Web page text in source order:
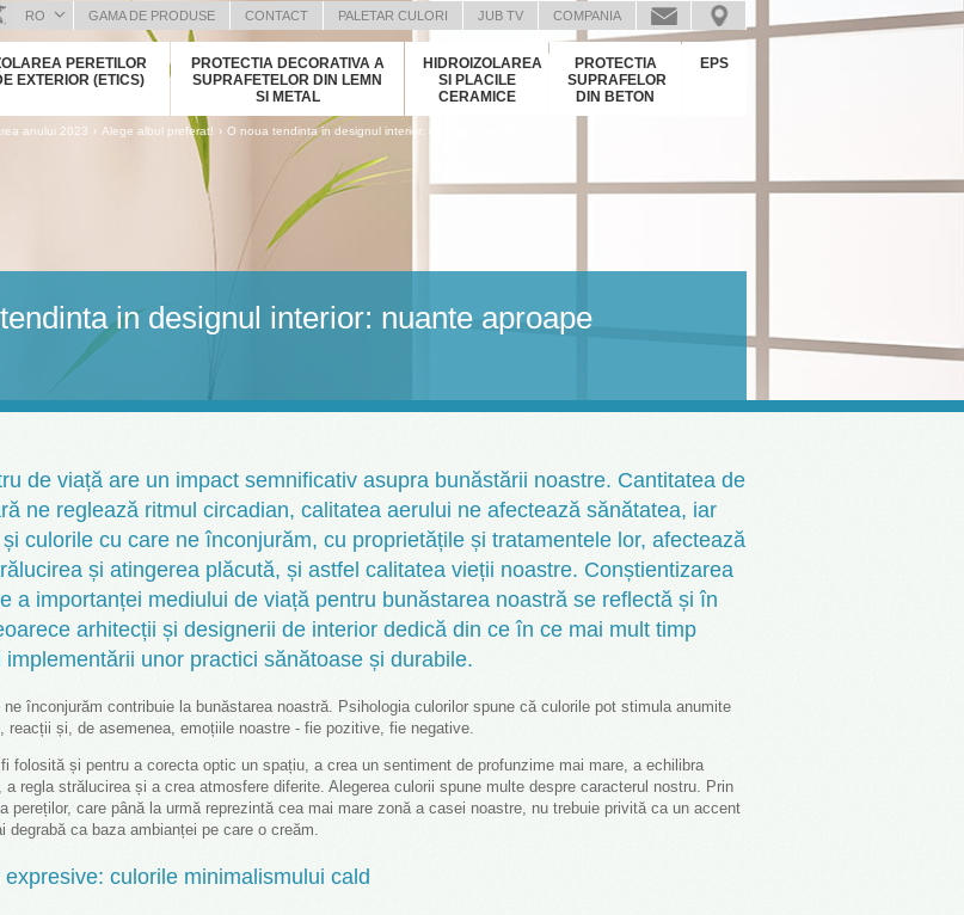
GAMA DE PRODUSE CONTACT PALETAR CULORI JUB TV
COMPANIA
(BOSNIAN)
(CROATIAN)
(ENGLISH)
(MACEDONIAN)
RO
(RUSSIAN)
(SERBIAN)
(SLOVAK)
PERETILOR
EXTERIOR (ETICS)
PROTECTIA DECORATIVA A
SUPRAFETELOR DIN LEMN
SI METAL
HIDROIZOLAREA
SI PLACILE
CERAMICE
PROTECTIA
SUPRAFELOR
DIN BETON
EPS
anului 2023 › Alege albul preferat! › O noua tendinta in designul interior: nuante aproape albe
in designul interior: nuante aproape
de viață are un impact semnificativ asupra bunăstării noastre. Cantitatea de
ne reglează ritmul circadian, calitatea aerului ne afectează sănătatea, iar
culorile cu care ne înconjurăm, cu proprietățile și tratamentele lor, afectează
și atingerea plăcută, și astfel calitatea vieții noastre. Conștientizarea
a importanței mediului de viață pentru bunăstarea noastră se reflectă și în
arhitecții și designerii de interior dedică din ce în ce mai mult timp
implementării unor practici sănătoase și durabile.
ne înconjurăm contribuie la bunăstarea noastră. Psihologia culorilor spune că culorile pot stimula anumite
reacții și, de asemenea, emoțiile noastre - fie pozitive, fie negative.
folosită și pentru a corecta optic un spațiu, a crea un sentiment de profunzime mai mare, a echilibra
a regla strălucirea și a crea atmosfere diferite. Alegerea culorii spune multe despre caracterul nostru. Prin
pereților, care până la urmă reprezintă cea mai mare zonă a casei noastre, nu trebuie privită ca un accent
degrabă ca baza ambianței pe care o creăm.
culorile minimalismului cald